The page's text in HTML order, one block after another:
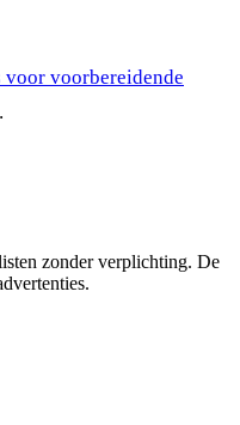
voorbereidende
.
zonder verplichting. De